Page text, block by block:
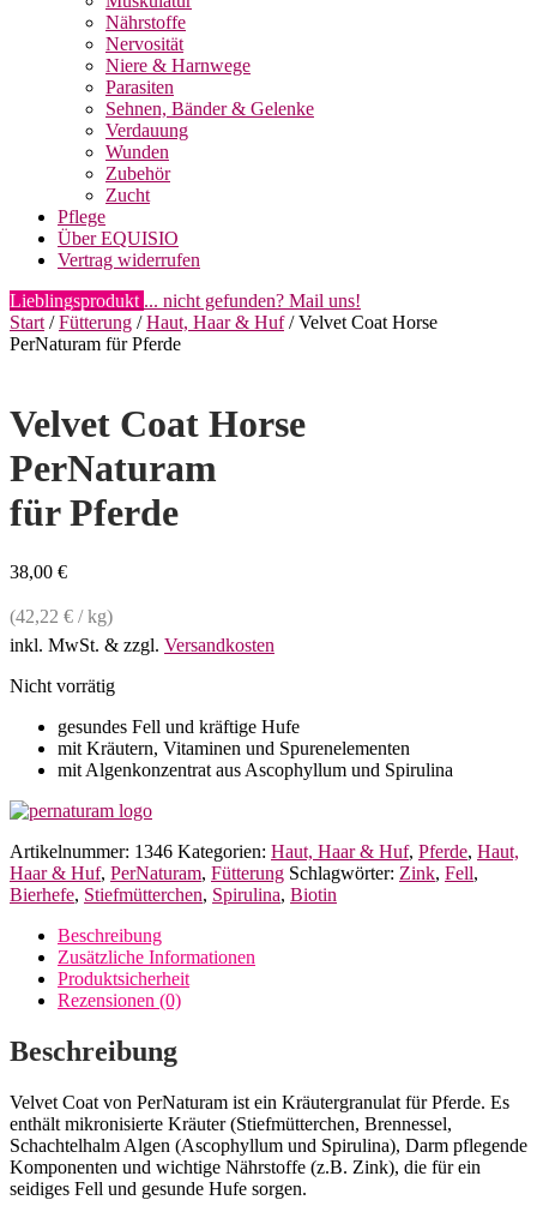
Nährstoffe
Nervosität
Niere & Harnwege
Parasiten
Sehnen, Bänder & Gelenke
Verdauung
Wunden
Zubehör
Zucht
Pflege
Über EQUISIO
Vertrag widerrufen
Lieblingsprodukt ... nicht gefunden? Mail uns!
Start /Fütterung /Haut, Haar & Huf/ Velvet Coat Horse
PerNaturam für Pferde
Velvet Coat Horse
PerNaturam
für Pferde
38,00 €
(42,22 € /kg)
inkl. MwSt. & zzgl. Versandkosten
Nicht vorrätig
gesundes Fell und kräftige Hufe
mit Kräutern, Vitaminen und Spurenelementen
mit Algenkonzentrat aus Ascophyllum und Spirulina
Artikelnummer: 1346 Kategorien: Haut, Haar & Huf, Pferde, Haut,
Haar & Huf, PerNaturam, Fütterung Schlagwörter: Zink, Fell,
Bierhefe, Stiefmütterchen, Spirulina, Biotin
Beschreibung
Zusätzliche Informationen
Produktsicherheit
Rezensionen (0)
Beschreibung
Velvet Coat von PerNaturam ist ein Kräutergranulat für Pferde. Es
enthält mikronisierte Kräuter (Stiefmütterchen, Brennessel,
Schachtelhalm Algen (Ascophyllum und Spirulina), Darm pflegende
Komponenten und wichtige Nährstoffe (z.B. Zink), die für ein
seidiges Fell und gesunde Hufe sorgen.